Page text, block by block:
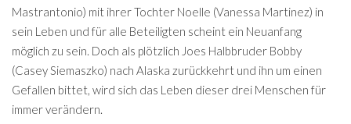
Mastrantonio) mit ihrer Tochter Noelle (Vanessa Martinez) in
sein Leben und für alle Beteiligten scheint ein Neuanfang
möglich zu sein. Doch als plötzlich Joes Halbbruder Bobby
(Casey Siemaszko) nach Alaska zurückkehrt und ihn um einen
Gefallen bittet, wird sich das Leben dieser drei Menschen für
immer verändern.